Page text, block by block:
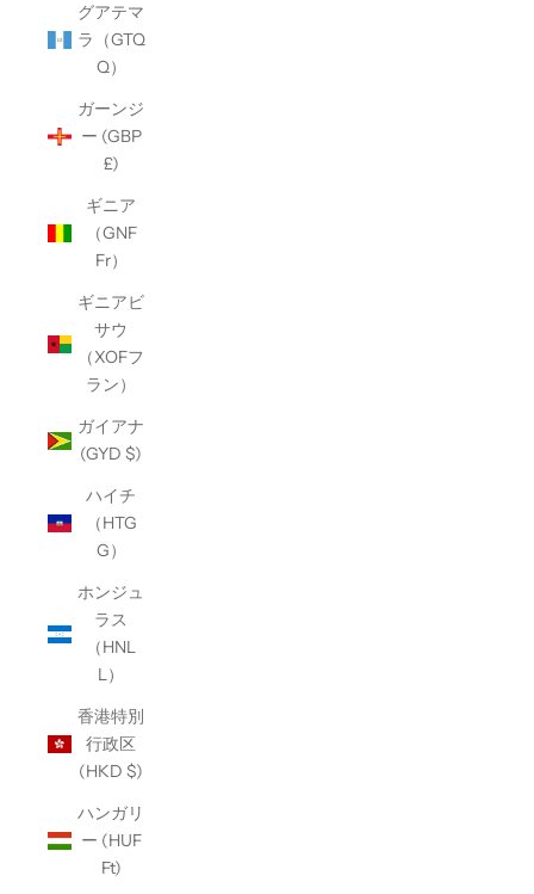
グアテマ
ラ（GTQ
Q）
ガーンジ
ー (GBP
£)
ギニア
（GNF
Fr）
ギニアビ
サウ
（XOFフ
ラン）
ガイアナ
(GYD $)
ハイチ
（HTG
G）
ホンジュ
ラス
（HNL
L）
香港特別
行政区
(HKD $)
ハンガリ
ー (HUF
Ft)